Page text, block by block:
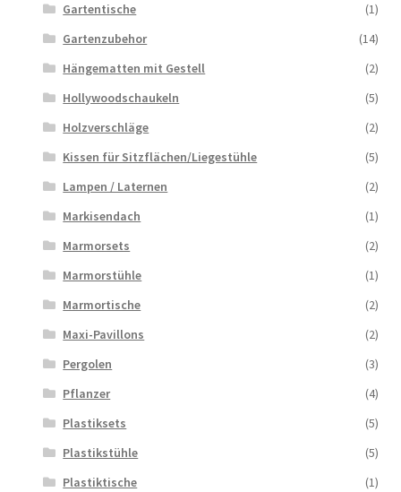
Gartentische
(1)
Gartenzubehor
(14)
Hängematten mit Gestell
(2)
Hollywoodschaukeln
(5)
Holzverschläge
(2)
Kissen für Sitzflächen/Liegestühle
(5)
Lampen / Laternen
(2)
Markisendach
(1)
Marmorsets
(2)
Marmorstühle
(1)
Marmortische
(2)
Maxi-Pavillons
(2)
Pergolen
(3)
Pflanzer
(4)
Plastiksets
(5)
Plastikstühle
(5)
Plastiktische
(1)